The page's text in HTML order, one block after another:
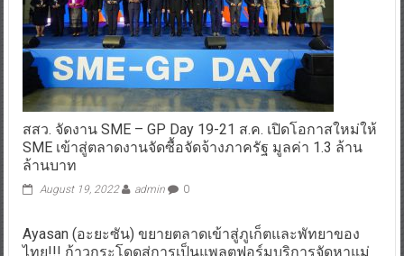
สสว. จัดงาน SME – GP Day 19-21 ส.ค. เปิดโอกาสใหม่ให้
SME เข้าสู่ตลาดงานจัดซื้อจัดจ้างภาครัฐ มูลค่า 1.3 ล้าน
ล้านบาท
August 19, 2022 admin 0
Ayasan (อะยะซัน) ขยายตลาดเข้าสู่ภูเก็ตและพัทยาของ
ไทย!!! ก้าวกระโดดสู่การเป็นแพลตฟอร์มบริการจัดหาแม่